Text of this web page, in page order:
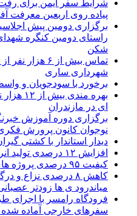
شرایط سفر ایمن برای رفت
پیاده روی اربعین معرفت
برگزاری دومین پیش
راستای دومین کنگره
شکن
شهرداری ساری
برخورد با سودجویان و
بهره
ای در مازندران
برگزاری دوره آموزش
نوجوان کانون پرورش
دیدار استاندار با کشتی
افزایش ۱۲ درصدی تولید انرژی خالص در نیروگاه نکا
کیفیت ۹۵ درصدی پروژه های شهرداری ساری
کاهش ۸ درصدی نزاع
میاندرود ی ها زودتر
فرودگاه رامسر با اجرای